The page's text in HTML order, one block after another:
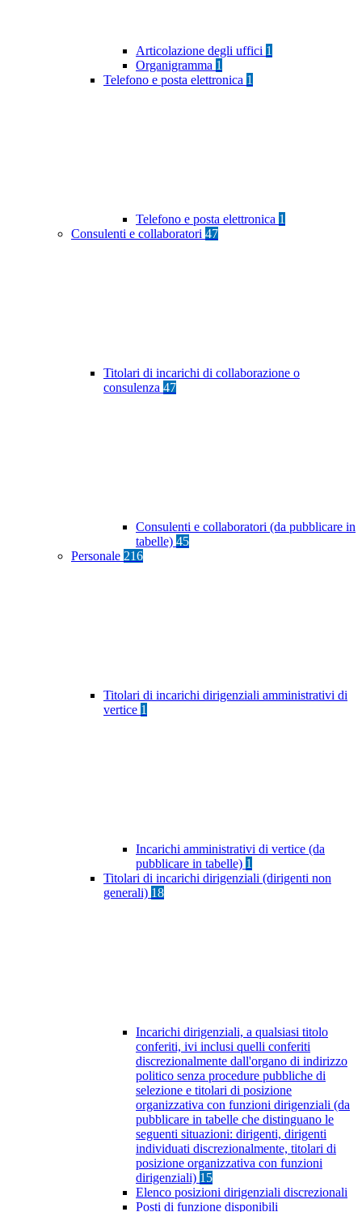
Articolazione degli uffici 1
Organigramma 1
Telefono e posta elettronica 1
Telefono e posta elettronica 1
Consulenti e collaboratori 47
Titolari di incarichi di collaborazione o
consulenza 47
Consulenti e collaboratori (da pubblicare in
tabelle) 45
Personale 216
Titolari di incarichi dirigenziali amministrativi di
vertice 1
Incarichi amministrativi di vertice (da
pubblicare in tabelle) 1
Titolari di incarichi dirigenziali (dirigenti non
generali) 18
Incarichi dirigenziali, a qualsiasi titolo
conferiti, ivi inclusi quelli conferiti
discrezionalmente dall'organo di indirizzo
politico senza procedure pubbliche di
selezione e titolari di posizione
organizzativa con funzioni dirigenziali (da
pubblicare in tabelle che distinguano le
seguenti situazioni: dirigenti, dirigenti
individuati discrezionalmente, titolari di
posizione organizzativa con funzioni
dirigenziali) 15
Elenco posizioni dirigenziali discrezionali
Posti di funzione disponibili